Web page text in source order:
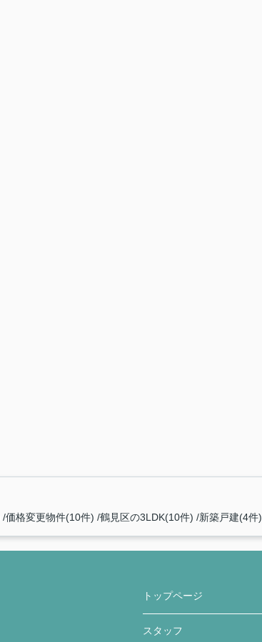
価格変更物件(10件) 鶴見区の3LDK(10件) 新築戸建(4件)
トップページ
スタッフ